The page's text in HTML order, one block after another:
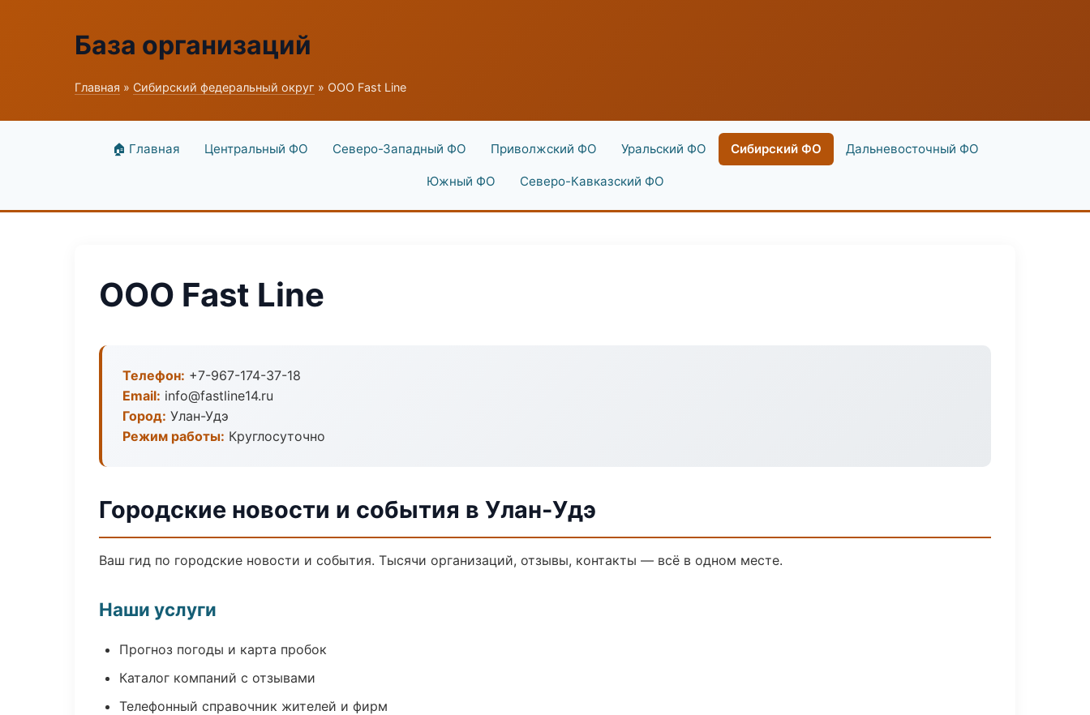
База организаций
Главная » Сибирский федеральный округ » ООО Fast Line
🏠 Главная Центральный ФО Северо-Западный ФО Приволжский ФО Уральский ФО Сибирский ФО Дальневосточный ФО
Южный ФО Северо-Кавказский ФО
ООО Fast Line
Телефон: +7-967-174-37-18
Email: info@fastline14.ru
Город: Улан-Удэ
Режим работы: Круглосуточно
Городские новости и события в Улан-Удэ
Ваш гид по городские новости и события. Тысячи организаций, отзывы, контакты — всё в одном месте.
Наши услуги
Прогноз погоды и карта пробок
Каталог компаний с отзывами
Телефонный справочник жителей и фирм